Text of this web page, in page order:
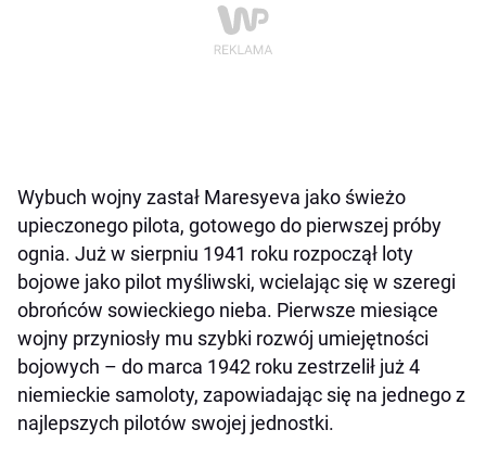
Wybuch wojny zastał Maresyeva jako świeżo
upieczonego pilota, gotowego do pierwszej próby
ognia. Już w sierpniu 1941 roku rozpoczął loty
bojowe jako pilot myśliwski, wcielając się w szeregi
obrońców sowieckiego nieba. Pierwsze miesiące
wojny przyniosły mu szybki rozwój umiejętności
bojowych – do marca 1942 roku zestrzelił już 4
niemieckie samoloty, zapowiadając się na jednego z
najlepszych pilotów swojej jednostki.